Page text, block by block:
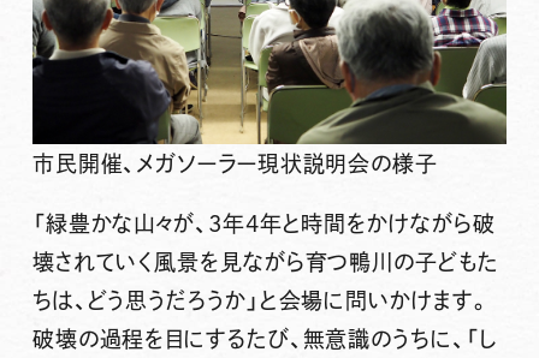
市民開催、メガソーラー現状説明会の様子
「緑豊かな山々が、3年4年と時間をかけながら破
壊されていく風景を見ながら育つ鴨川の子どもた
ちは、どう思うだろうか」と会場に問いかけます。
破壊の過程を目にするたび、無意識のうちに、「し